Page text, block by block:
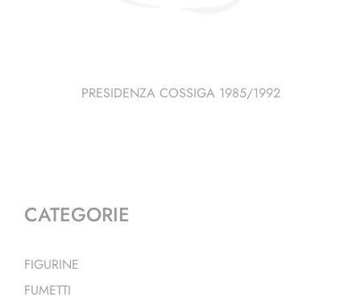
PRESIDENZA COSSIGA 1985/1992
CATEGORIE
FIGURINE
FUMETTI